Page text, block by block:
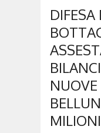
DIFESA
NUOVE